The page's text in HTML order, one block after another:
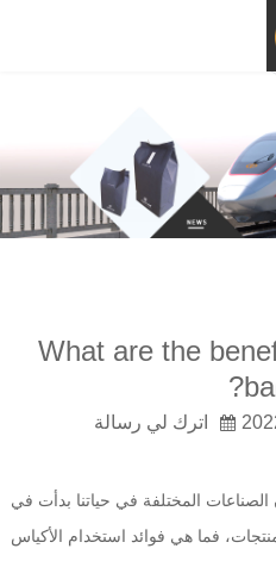
What are the
اترك لي رسالة
الصناعات المختلفة في حياتنا بدأت في
فما هي فوائد استخدام الأكياس